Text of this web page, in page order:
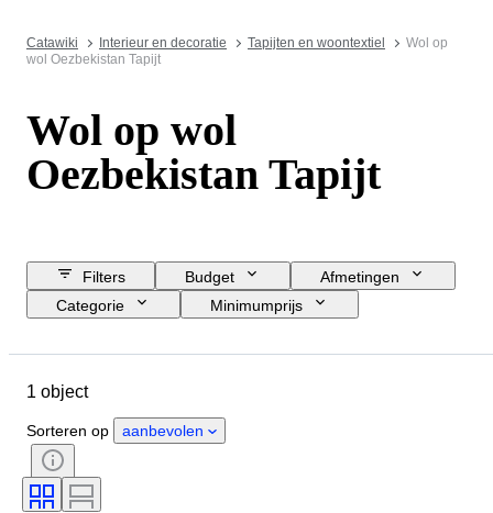
Catawiki Interieur en decoratie Tapijten en woontextiel
Wol op
wol Oezbekistan Tapijt
Wol op wol
Oezbekistan Tapijt
Filters Budget
Afmetingen
Categorie
Minimumprijs
Materiaal
Era
1 object
Sorteren op aanbevolen